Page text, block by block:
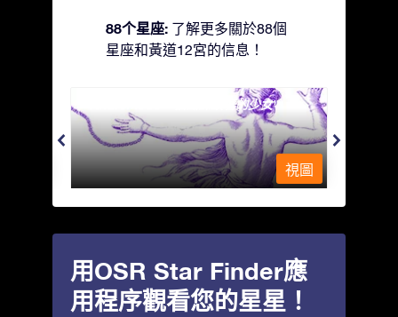
88个星座: 了解更多關於88個
星座和黃道12宮的信息！
Andromeda - 被鐵鍊鎖著的少女
視圖
用OSR Star Finder應
用程序觀看您的星星！